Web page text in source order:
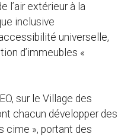
l’air extérieur à la
inclusive
universelle,
d’immeubles «
sur le Village des
chacun développer des
cime », portant des